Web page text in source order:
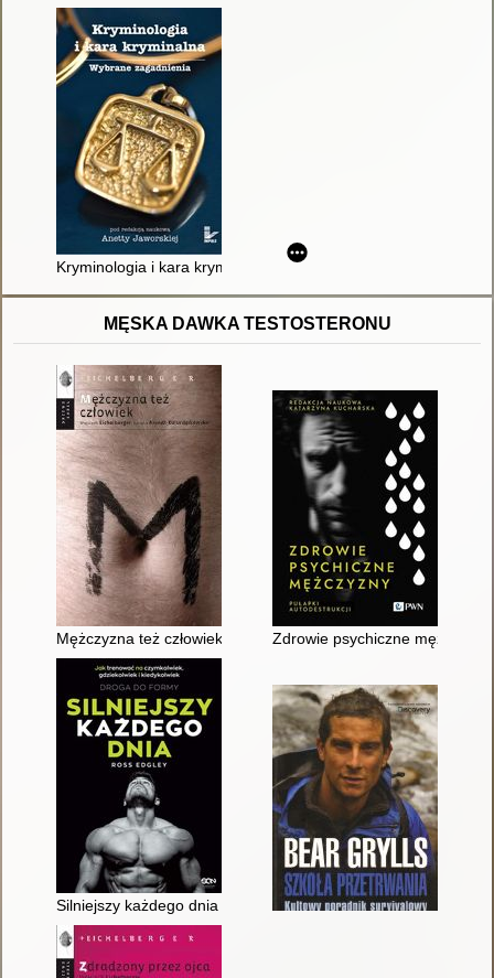
Kryminologia i kara kryminalna : wybrane zagadnienia
MĘSKA DAWKA TESTOSTERONU
Mężczyzna też człowiek Zdrowie psychiczne
Silniejszy każdego dnia : jak trenować na czymkolwiek,